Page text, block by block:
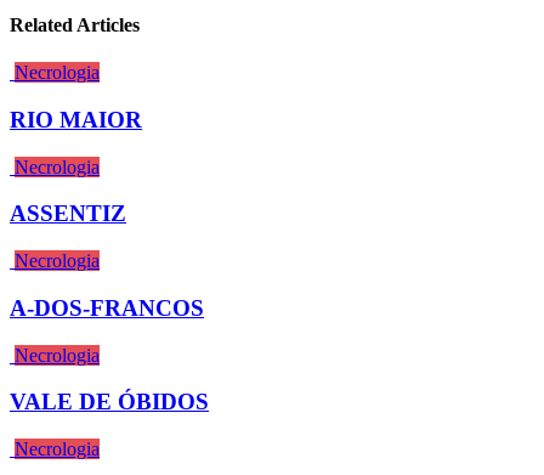
Related Articles
Necrologia
RIO MAIOR
Necrologia
ASSENTIZ
Necrologia
A-DOS-FRANCOS
Necrologia
VALE DE ÓBIDOS
Necrologia